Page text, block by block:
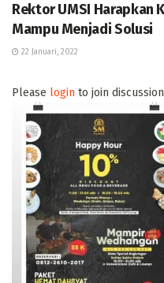
Rektor UMSI Harapkan
Mampu Menjadi Solusi
22 Januari, 2022
Please login to join discussion